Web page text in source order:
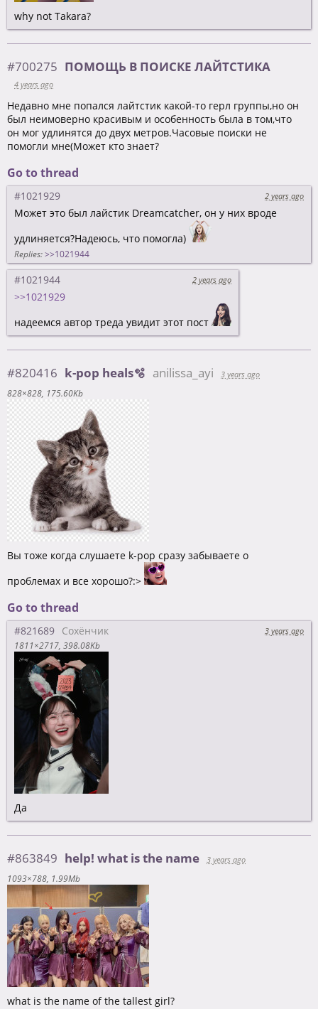
why not Takara?
#700275 ПОМОЩЬ В ПОИСКЕ ЛАЙТСТИКА
4 years ago
Недавно мне попался лайтстик какой-то герл группы,но он
был неимоверно красивым и особенность была в том,что
он мог удлинятся до двух метров.Часовые поиски не
помогли мне(Может кто знает?
Go to thread
#1021929 2 years ago
Может это был лайстик Dreamcatcher, он у них вроде
удлиняется?Надеюсь, что помогла)
Replies: >>1021944
#1021944 2 years ago
>>1021929
надеемся автор треда увидит этот пост
#820416 k-pop heals🫧 anilissa_ayi
3 years ago
828×828 175.60Kb
Вы тоже когда слушаете k-pop сразу забываете о
проблемах и все хорошо?:>
Go to thread
#821689 Сохёнчик
3 years ago
1811×2717 398.08Kb
Да
#863849 help! what is the name
3 years ago
1093×788 1.99Mb
what is the name of the tallest girl?